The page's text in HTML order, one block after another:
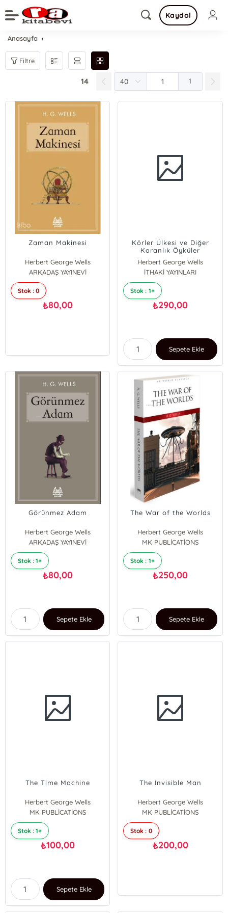
Kaydol
Anasayfa
Filtre
14 1
Zaman Makinesi
Herbert George Wells
ARKADAŞ YAYINEVİ
Stok : 0
₺80,00
Körler Ülkesi ve Diğer
Karanlık Öyküler
Herbert George Wells
İTHAKİ YAYINLARI
Stok : 1+
₺290,00
Sepete Ekle
Görünmez Adam
Herbert George Wells
ARKADAŞ YAYINEVİ
Stok : 1+
₺80,00
Sepete Ekle
The War of the Worlds
Herbert George Wells
MK PUBLİCATİONS
Stok : 1+
₺250,00
Sepete Ekle
The Time Machine
Herbert George Wells
MK PUBLİCATİONS
Stok : 1+
₺100,00
Sepete Ekle
The Invisible Man
Herbert George Wells
MK PUBLİCATİONS
Stok : 0
₺200,00